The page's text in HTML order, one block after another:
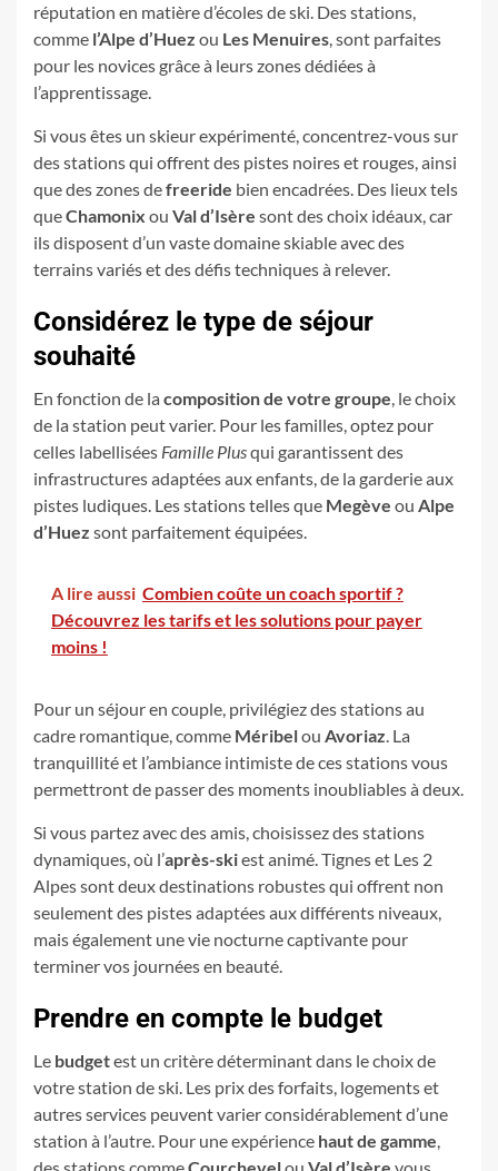
réputation en matière d’écoles de ski. Des stations,
comme l’Alpe d’Huez ou Les Menuires, sont parfaites
pour les novices grâce à leurs zones dédiées à
l’apprentissage.
Si vous êtes un skieur expérimenté, concentrez-vous sur
des stations qui offrent des pistes noires et rouges, ainsi
que des zones defreeride bien encadrées. Des lieux tels
queChamonix ou Val d’Isère sont des choix idéaux, car
ils disposent d’un vaste domaine skiable avec des
terrains variés et des défis techniques à relever.
Considérez le type de séjour
souhaité
En fonction de la composition de votre groupe, le choix
de la station peut varier. Pour les familles, optez pour
celles labellisées Famille Plusqui garantissent des
infrastructures adaptées aux enfants, de la garderie aux
pistes ludiques. Les stations telles que Megève ou Alpe
d’Huez sont parfaitement équipées.
A lire aussi Combien coûte un coach sportif ?
Découvrez les tarifs et les solutions pour payer
moins !
Pour un séjour en couple, privilégiez des stations au
cadre romantique, comme Méribelou Avoriaz. La
tranquillité et l’ambiance intimiste de ces stations vous
permettront de passer des moments inoubliables à deux.
Si vous partez avec des amis, choisissez des stations
dynamiques, où l’après-skiest animé. Tignes et Les 2
Alpes sont deux destinations robustes qui offrent non
seulement des pistes adaptées aux différents niveaux,
mais également une vie nocturne captivante pour
terminer vos journées en beauté.
Prendre en compte le budget
Le budgetest un critère déterminant dans le choix de
votre station de ski. Les prix des forfaits, logements et
autres services peuvent varier considérablement d’une
station à l’autre. Pour une expérience haut de gamme,